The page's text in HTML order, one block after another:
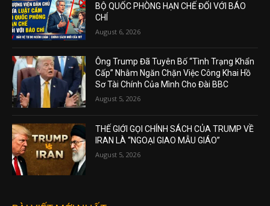
BỘ QUỐC PHÒNG HẠN CHẾ ĐỐI VỚI BÁO
CHÍ
August 6, 2026
Ông Trump Đã Tuyên Bố “Tình Trạng Khẩn
Cấp” Nhằm Ngăn Chặn Việc Công Khai Hồ
Sơ Tài Chính Của Mình Cho Đài BBC
August 5, 2026
THẾ GIỚI GỌI CHÍNH SÁCH CỦA TRUMP VỀ
IRAN LÀ “NGOẠI GIAO MẪU GIÁO”
August 5, 2026